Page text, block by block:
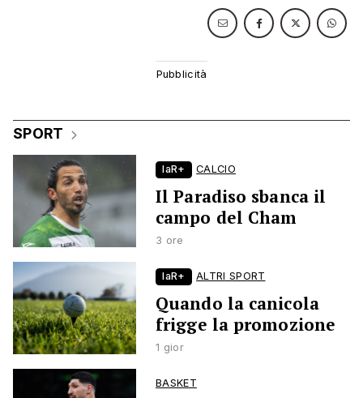
SPORT
laR+ CALCIO
Il Paradiso sbanca il
campo del Cham
3 ore
laR+ ALTRI SPORT
Quando la canicola
frigge la promozione
1 gior
BASKET